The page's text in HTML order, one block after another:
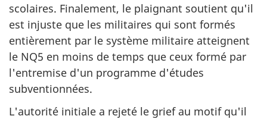
scolaires. Finalement, le plaignant soutient qu'il
est injuste que les militaires qui sont formés
entièrement par le système militaire atteignent
le NQ5 en moins de temps que ceux formé par
l'entremise d'un programme d'études
subventionnées.
L'autorité initiale a rejeté le grief au motif qu'il